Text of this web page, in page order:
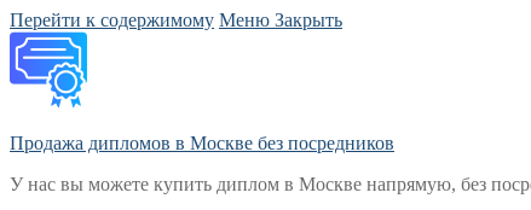
Перейти к содержимому Меню Закрыть
Продажа дипломов в Москве без посредников
У нас вы можете купить диплом в Москве напрямую, без